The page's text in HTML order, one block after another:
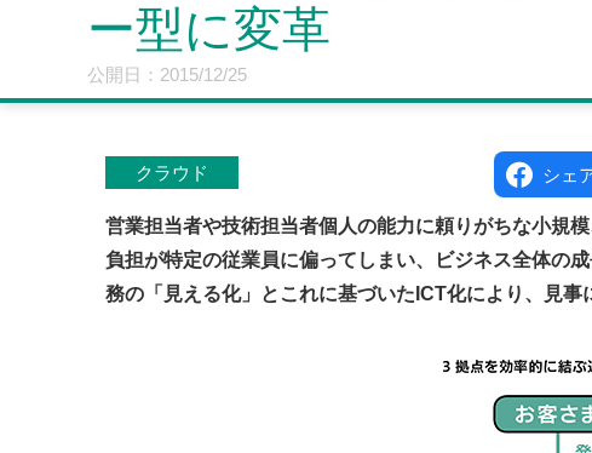
ー型に変革
公開日：2015/12/25
クラウド シェ
営業担当者や技術担当者個人の能力に頼りがちな小規
負担が特定の従業員に偏ってしまい、ビジネス全体の
務の「見える化」とこれに基づいたICT化により、見事